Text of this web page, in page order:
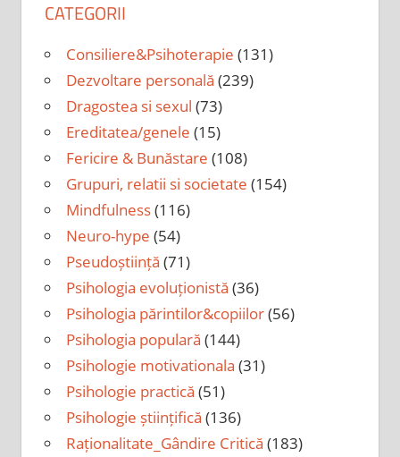
CATEGORII
Consiliere&Psihoterapie (131)
Dezvoltare personală (239)
Dragostea si sexul (73)
Ereditatea/genele (15)
Fericire & Bunăstare (108)
Grupuri, relatii si societate (154)
Mindfulness(116)
Neuro-hype (54)
Pseudoștiință (71)
Psihologia evoluționistă (36)
Psihologia părintilor&copiilor(56)
Psihologia populară (144)
Psihologie motivationala (31)
Psihologie practică (51)
Psihologie științifică (136)
Raționalitate_Gândire Critică (183)